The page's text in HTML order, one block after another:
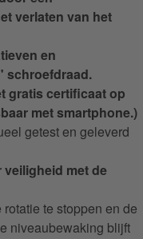
verlaten van het
en
schroefdraad.
gratis certificaat op
met smartphone.)
getest en geleverd
veiligheid met de
te stoppen en de
niveaubewaking blijft